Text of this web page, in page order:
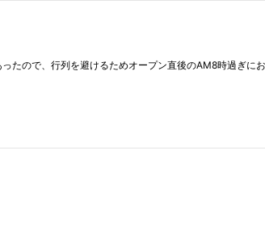
たので、行列を避けるためオープン直後のAM8時過ぎに